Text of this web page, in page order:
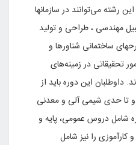
رشته می‌توانند در سازمانها
مهندسی ، طراحی و تولید
ساختمانی شناورها و
تحقیقاتی در زمینه‌های
داوطلبان این دوره باید از
تا حدی شیمی آلی و معدنی
شامل دروس عمومی، پایه و
را نیز شامل